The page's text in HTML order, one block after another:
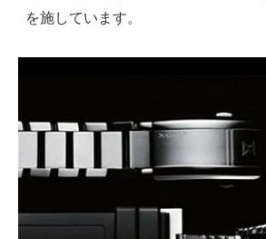
を施しています。